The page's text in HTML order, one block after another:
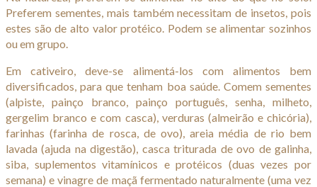
Preferem sementes, mais também necessitam de insetos, pois
estes são de alto valor protéico. Podem se alimentar sozinhos
ou em grupo.
Em cativeiro, deve-se alimentá-los com alimentos bem
diversificados, para que tenham boa saúde. Comem sementes
(alpiste, painço branco, painço português, senha, milheto,
gergelim branco e com casca), verduras (almeirão e chicória),
farinhas (farinha de rosca, de ovo), areia média de rio bem
lavada (ajuda na digestão), casca triturada de ovo de galinha,
siba, suplementos vitamínicos e protéicos (duas vezes por
semana) e vinagre de maçã fermentado naturalmente (uma vez